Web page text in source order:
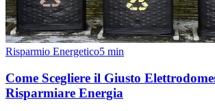
Risparmio Energetico5 min
Come Scegliere il Giusto
Risparmiare Energia